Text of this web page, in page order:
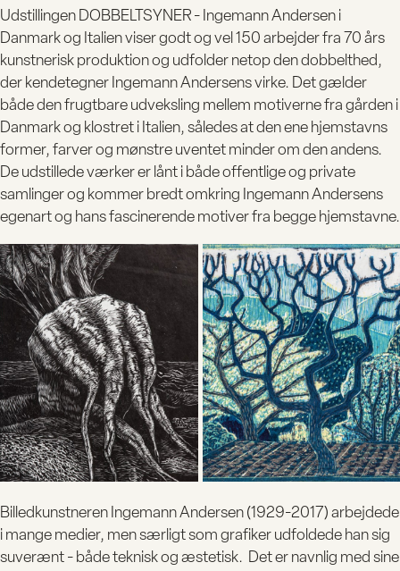
Udstillingen DOBBELTSYNER - Ingemann Andersen i
Danmark og Italien viser godt og vel 150 arbejder fra 70 års
kunstnerisk produktion og udfolder netop den dobbelthed,
der kendetegner Ingemann Andersens virke. Det gælder
både den frugtbare udveksling mellem motiverne fra gården i
Danmark og klostret i Italien, således at den ene hjemstavns
former, farver og mønstre uventet minder om den andens.
De udstillede værker er lånt i både offentlige og private
samlinger og kommer bredt omkring Ingemann Andersens
egenart og hans fascinerende motiver fra begge hjemstavne.
Billedkunstneren Ingemann Andersen (1929-2017) arbejdede
i mange medier, men særligt som grafiker udfoldede han sig
suverænt - både teknisk og æstetisk. Det er navnlig med sine